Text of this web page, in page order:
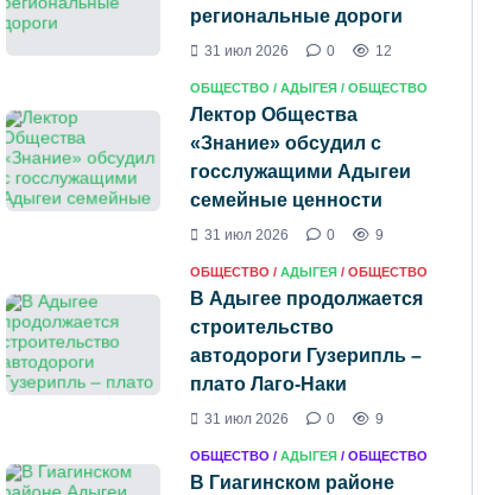
региональные дороги
31 июл 2026 0 12
ОБЩЕСТВО / АДЫГЕЯ / ОБЩЕСТВО
Лектор Общества
«Знание» обсудил с
госслужащими Адыгеи
семейные ценности
31 июл 2026 0 9
ОБЩЕСТВО / АДЫГЕЯ / ОБЩЕСТВО
В Адыгее продолжается
строительство
автодороги Гузерипль –
плато Лаго-Наки
31 июл 2026 0 9
ОБЩЕСТВО / АДЫГЕЯ / ОБЩЕСТВО
В Гиагинском районе